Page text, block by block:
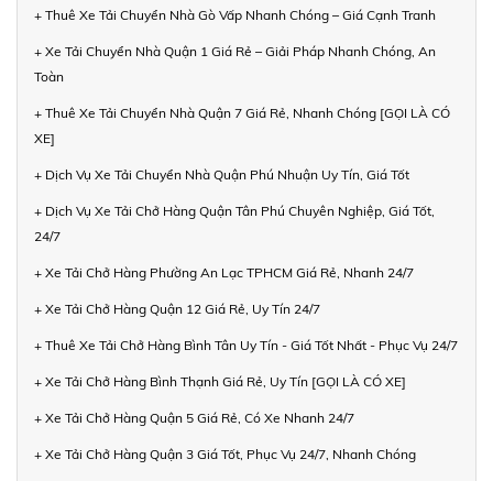
+ Thuê Xe Tải Chuyển Nhà Gò Vấp Nhanh Chóng – Giá Cạnh Tranh
+ Xe Tải Chuyển Nhà Quận 1 Giá Rẻ – Giải Pháp Nhanh Chóng, An
Toàn
+ Thuê Xe Tải Chuyển Nhà Quận 7 Giá Rẻ, Nhanh Chóng [GỌI LÀ CÓ
XE]
+ Dịch Vụ Xe Tải Chuyển Nhà Quận Phú Nhuận Uy Tín, Giá Tốt
+ Dịch Vụ Xe Tải Chở Hàng Quận Tân Phú Chuyên Nghiệp, Giá Tốt,
24/7
+ Xe Tải Chở Hàng Phường An Lạc TPHCM Giá Rẻ, Nhanh 24/7
+ Xe Tải Chở Hàng Quận 12 Giá Rẻ, Uy Tín 24/7
+ Thuê Xe Tải Chở Hàng Bình Tân Uy Tín - Giá Tốt Nhất - Phục Vụ 24/7
+ Xe Tải Chở Hàng Bình Thạnh Giá Rẻ, Uy Tín [GỌI LÀ CÓ XE]
+ Xe Tải Chở Hàng Quận 5 Giá Rẻ, Có Xe Nhanh 24/7
+ Xe Tải Chở Hàng Quận 3 Giá Tốt, Phục Vụ 24/7, Nhanh Chóng